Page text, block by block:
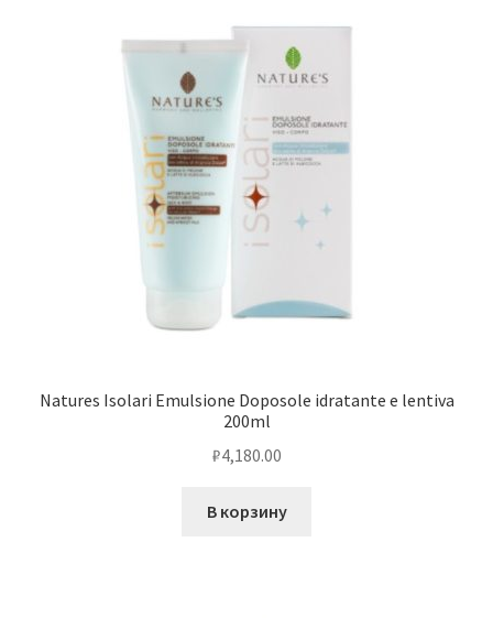
Natures Isolari Emulsione Doposole idratante e lentiva
200ml
₽4,180.00
В корзину